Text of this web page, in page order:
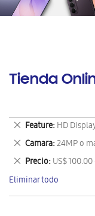
Tienda
Feature HD
Eliminar
este
artículo
Camara 24MP o
Eliminar
este
artículo
Precio US$
Eliminar
este
artículo
Eliminar todo